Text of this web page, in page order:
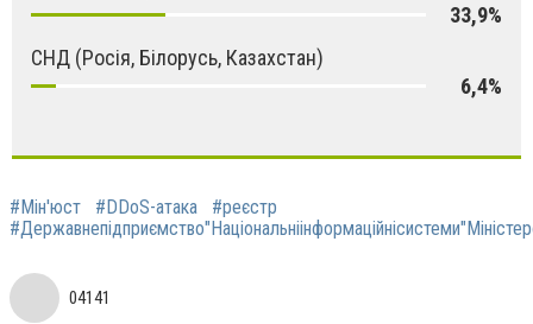
33,9%
СНД (Росія, Білорусь, Казахстан)
6,4%
#Мін'юст #DDоS-атака
#реєстр
04141